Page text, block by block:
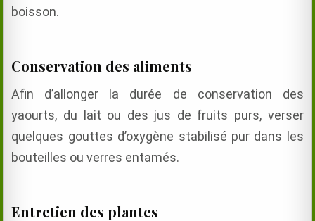
boisson.
Conservation des aliments
Afin d’allonger la durée de conservation des
yaourts, du lait ou des jus de fruits purs, verser
quelques gouttes d’oxygène stabilisé pur dans les
bouteilles ou verres entamés.
Entretien des plantes